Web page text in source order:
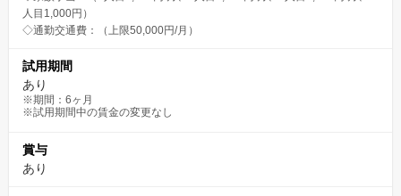
人目1,000円）
◇通勤交通費：（上限50,000円/月）
試用期間
あり
※期間：6ヶ月
※試用期間中の賃金の変更なし
賞与
あり